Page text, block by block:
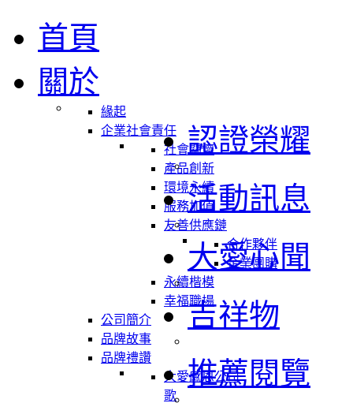
首頁
關於
緣起
企業社會責任
社會關懷
產品創新
環境永續
服務加值
友善供應鏈
合作夥伴
企業團購
永續楷模
幸福職場
公司簡介
品牌故事
品牌禮讚
大愛感恩公司
歌
認證榮耀
活動訊息
大愛心聞
吉祥物
推薦閱覽